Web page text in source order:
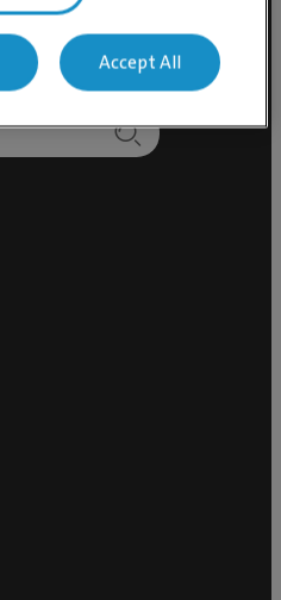
Accept All